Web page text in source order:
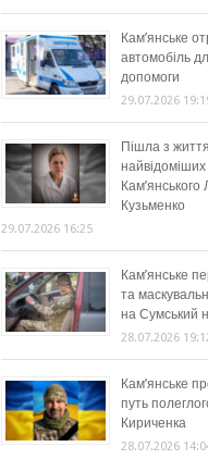
Кам’янське
автомобіль
допомоги
29.07.2026
Пішла з
найвідоміших
Кузьменко
29.07.2026 16:25
Кам’янське
та
на Сумський
28.07.2026
Кам’янське
путь
Кириченка
28.07.2026